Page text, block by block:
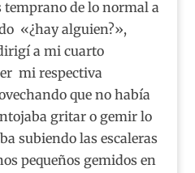
temprano de lo normal a
«¿hay alguien?»,
a mi cuarto
mi respectiva
que no había
gritar o gemir lo
subiendo las escaleras
pequeños gemidos en